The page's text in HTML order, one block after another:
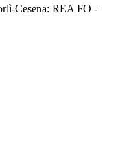
Cesena: REA FO -